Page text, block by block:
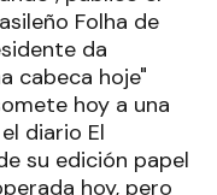
Folha de
da
cabeca hoje"
hoy a una
diario El
su edición papel
hoy, pero